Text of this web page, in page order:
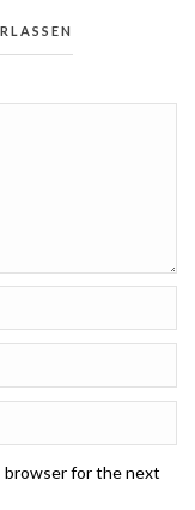
browser for the next